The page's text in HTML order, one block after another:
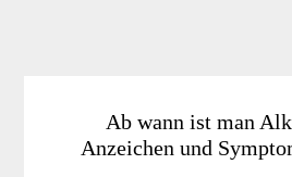
Ab wann ist man
Anzeichen und